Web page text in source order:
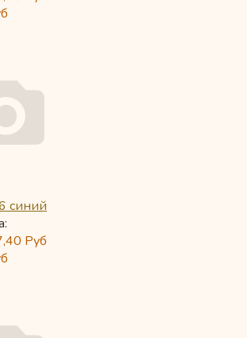
синий
Руб